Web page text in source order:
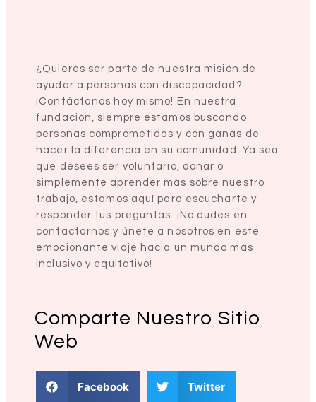
¿Quieres ser parte de nuestra misión de
ayudar a personas con discapacidad?
¡Contáctanos hoy mismo! En nuestra
fundación, siempre estamos buscando
personas comprometidas y con ganas de
hacer la diferencia en su comunidad. Ya sea
que desees ser voluntario, donar o
simplemente aprender más sobre nuestro
trabajo, estamos aquí para escucharte y
responder tus preguntas. ¡No dudes en
contactarnos y únete a nosotros en este
emocionante viaje hacia un mundo más
inclusivo y equitativo!
Comparte Nuestro Sitio
Web
Facebook Twitter